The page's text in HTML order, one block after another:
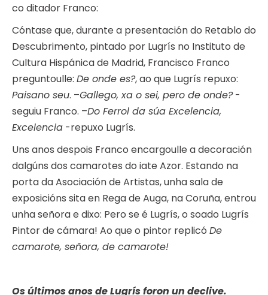
co ditador Franco:
Cóntase que, durante a presentación do Retablo do
Descubrimento, pintado por Lugrís no Instituto de
Cultura Hispánica de Madrid, Francisco Franco
preguntoulle: De onde es?, ao que Lugrís repuxo:
Paisano seu. –Gallego, xa o sei, pero de onde?-
seguiu Franco. –Do Ferrol da súa Excelencia,
Excelencia -repuxo Lugrís.
Uns anos despois Franco encargoulle a decoración
dalgúns dos camarotes do iate Azor. Estando na
porta da Asociación de Artistas, unha sala de
exposicións sita en Rega de Auga, na Coruña, entrou
unha señora e dixo: Pero se é Lugrís, o soado Lugrís
Pintor de cámara! Ao que o pintor replicó De
camarote, señora, de camarote!
Os últimos anos de Lugrís foron un declive.